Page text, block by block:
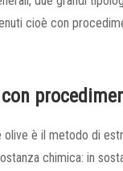
cioè con
è il metodo di
chimica: in